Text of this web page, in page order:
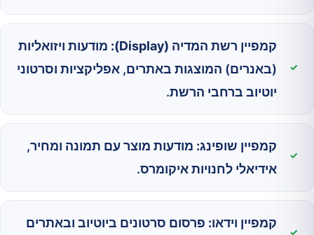
קמפיין רשת המדיה (Display):
מודעות ויזואליות
(באנרים) המוצגות באתרים, אפליקציות וסרטוני
יוטיוב ברחבי הרשת.
קמפיין שופינג: מודעות מוצר עם תמונה ומחיר,
אידיאלי לחנויות איקומרס.
קמפיין וידאו: פרסום סרטונים ביוטיוב ובאתרים